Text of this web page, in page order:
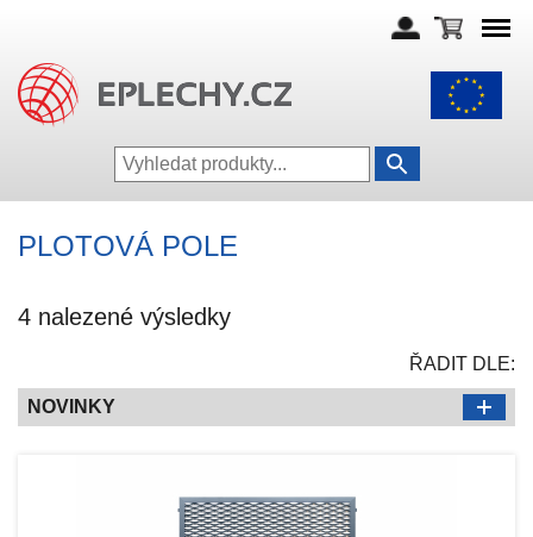
PLOTOVÁ POLE
4 nalezené výsledky
ŘADIT DLE:
NOVINKY